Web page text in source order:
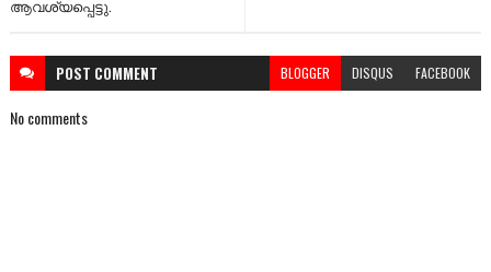
ആവശ്യപ്പെട്ടു.
POST COMMENT BLOGGER DISQUS FACEBOOK
No comments